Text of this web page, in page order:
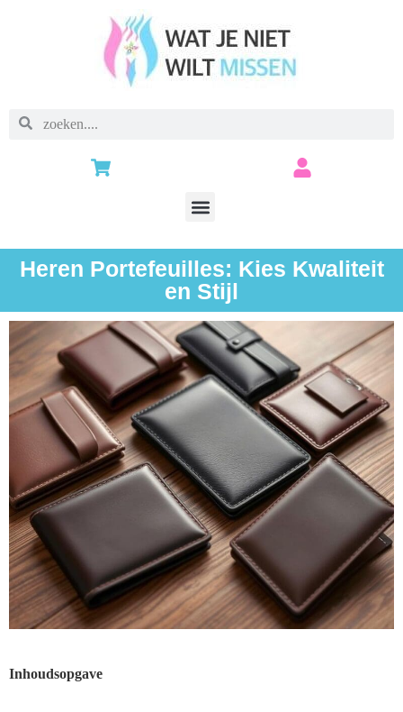
Heren Portefeuilles: Kies Kwaliteit
en Stijl
Inhoudsopgave